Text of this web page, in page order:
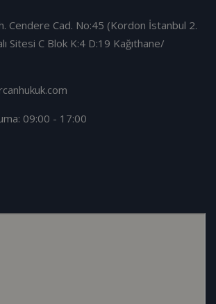
Cendere Cad. No:45 (Kordon İstanbul 2.
Sitesi C Blok K:4 D:19 Kağıthane/
09:00 - 17:00